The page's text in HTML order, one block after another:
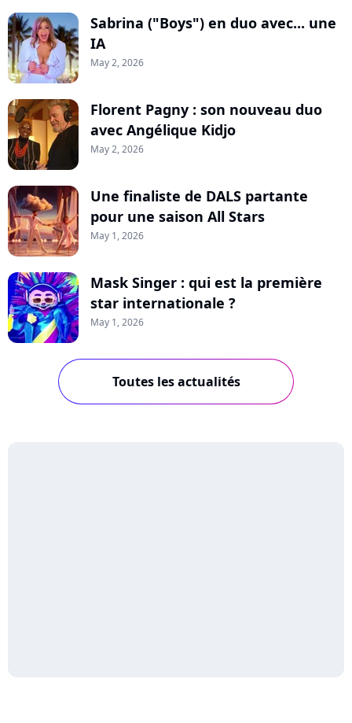
Sabrina ("Boys") en duo avec... une
IA
May 2, 2026
Florent Pagny : son nouveau duo
avec Angélique Kidjo
May 2, 2026
Une finaliste de DALS partante
pour une saison All Stars
May 1, 2026
Mask Singer : qui est la première
star internationale ?
May 1, 2026
Toutes les actualités